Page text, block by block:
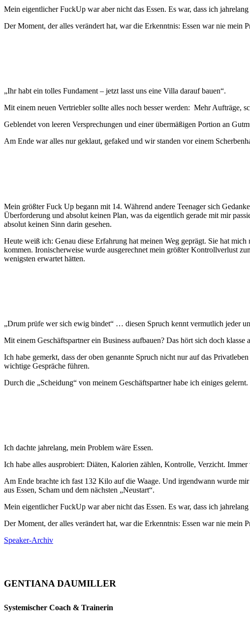
Mein eigentlicher FuckUp war aber nicht das Essen. Es war, dass ich
Der Moment, der alles verändert hat, war die Erkenntnis: Essen war nie mein
„Ihr habt ein tolles Fundament – jetzt lasst uns eine Villa darauf bauen“.
Mit einem neuen Vertriebler sollte alles noch besser werden: Mehr Aufträge,
Geblendet von leeren Versprechungen und einer übermäßigen Portion an
Am Ende war alles nur geklaut, gefaked und wir standen vor einem
Mein größter Fuck Up begann mit 14. Während andere Teenager sich
Überforderung und absolut keinen Plan, was da eigentlich gerade mit mir
absolut keinen Sinn darin gesehen.
Heute weiß ich: Genau diese Erfahrung hat meinen Weg geprägt. Sie hat
kommen. Ironischerweise wurde ausgerechnet mein größter Kontrollverlust
wenigsten erwartet hätten.
„Drum prüfe wer sich ewig bindet“ … diesen Spruch kennt vermutlich jeder
Mit einem Geschäftspartner ein Business aufbauen? Das hört sich doch
Ich habe gemerkt, dass der oben genannte Spruch nicht nur auf das
wichtige Gespräche führen.
Durch die „Scheidung“ von meinem Geschäftspartner habe ich einiges gelernt.
Ich dachte jahrelang, mein Problem wäre Essen.
Ich habe alles ausprobiert: Diäten, Kalorien zählen, Kontrolle, Verzicht.
Am Ende brachte ich fast 132 Kilo auf die Waage. Und irgendwann wurde
aus Essen, Scham und dem nächsten „Neustart“.
Mein eigentlicher FuckUp war aber nicht das Essen. Es war, dass ich
Der Moment, der alles verändert hat, war die Erkenntnis: Essen war nie mein
Speaker-Archiv
GENTIANA DAUMILLER
Systemischer Coach & Trainerin